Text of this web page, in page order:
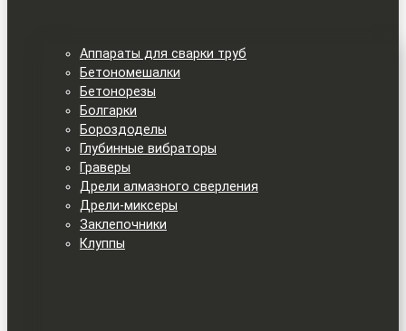
Аппараты для сварки труб
Бетономешалки
Бетонорезы
Болгарки
Бороздоделы
Глубинные вибраторы
Граверы
Дрели алмазного сверления
Дрели-миксеры
Заклепочники
Клуппы